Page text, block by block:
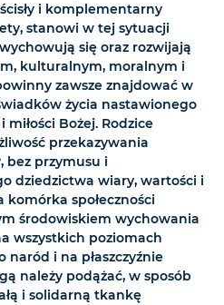
i komplementarny
stanowi w tej sytuacji
się oraz rozwijają
kulturalnym, moralnym i
zawsze znajdować w
życia nastawionego
Bożej. Rodzice
przekazywania
bez przymusu i
dziedzictwa wiary, wartości i
komórka społeczności
środowiskiem wychowania
wszystkich poziomach
naród i na płaszczyźnie
należy podążać, w sposób
i solidarną tkankę